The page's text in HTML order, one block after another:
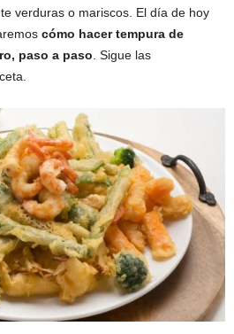
verduras o mariscos. El día de hoy
cómo hacer tempura de
paso a paso . Sigue las